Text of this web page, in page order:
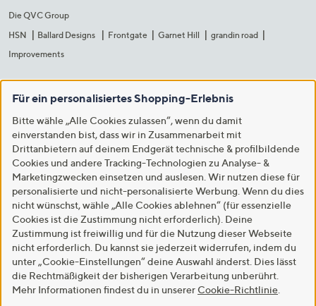
Die QVC Group
HSN
Ballard Designs Frontgate Garnet Hill
grandin road
Improvements
Für ein personalisiertes Shopping-Erlebnis
Bitte wähle „Alle Cookies zulassen“, wenn du damit
einverstanden bist, dass wir in Zusammenarbeit mit
Drittanbietern auf deinem Endgerät technische & profilbildende
Cookies und andere Tracking-Technologien zu Analyse- &
Marketingzwecken einsetzen und auslesen. Wir nutzen diese für
personalisierte und nicht-personalisierte Werbung. Wenn du dies
nicht wünschst, wähle „Alle Cookies ablehnen“ (für essenzielle
Cookies ist die Zustimmung nicht erforderlich). Deine
Zustimmung ist freiwillig und für die Nutzung dieser Webseite
nicht erforderlich. Du kannst sie jederzeit widerrufen, indem du
unter „Cookie-Einstellungen“ deine Auswahl änderst. Dies lässt
die Rechtmäßigkeit der bisherigen Verarbeitung unberührt.
Mehr Informationen findest du in unserer Cookie-Richtlinie